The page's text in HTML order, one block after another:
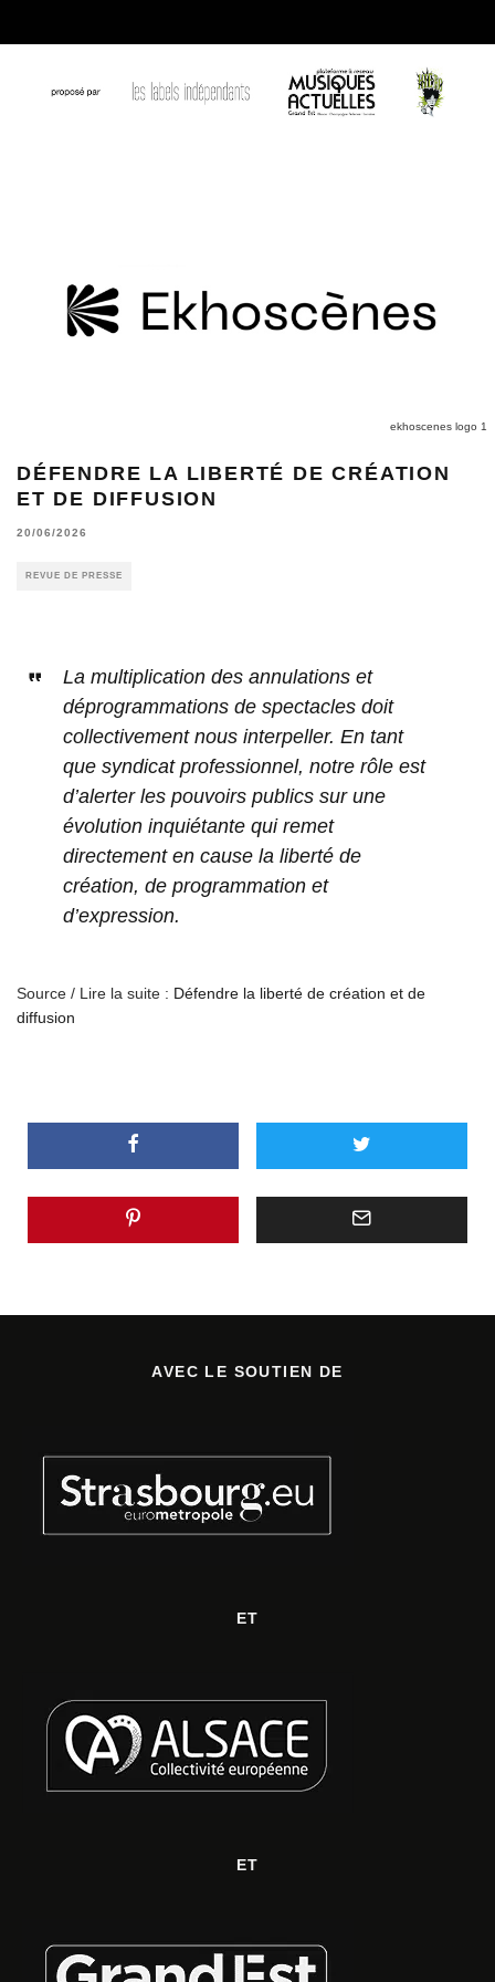
ekhoscenes logo 1
DÉFENDRE LA LIBERTÉ DE CRÉATION
ET DE DIFFUSION
20/06/2026
REVUE DE PRESSE
La multiplication des annulations et
déprogrammations de spectacles doit
collectivement nous interpeller. En tant
que syndicat professionnel, notre rôle est
d’alerter les pouvoirs publics sur une
évolution inquiétante qui remet
directement en cause la liberté de
création, de programmation et
d’expression.
Source / Lire la suite : Défendre la liberté de création et de
diffusion
AVEC LE SOUTIEN DE
ET
ET